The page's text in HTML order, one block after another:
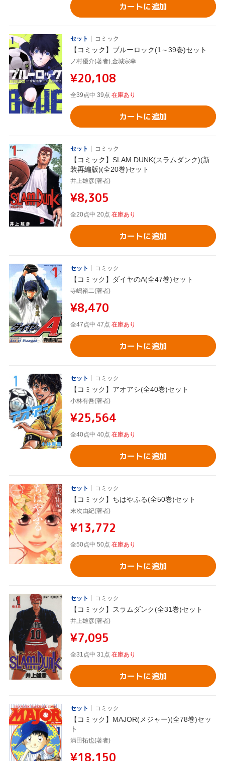
カートに追加
セット コミック
【コミック】ブルーロック(1～39巻)セット
ノ村優介(著者),金城宗幸
¥20,108
全39点中 39点 在庫あり
カートに追加
セット コミック
【コミック】SLAM DUNK(スラムダンク)(新
装再編版)(全20巻)セット
井上雄彦(著者)
¥8,305
全20点中 20点 在庫あり
カートに追加
セット コミック
【コミック】ダイヤのA(全47巻)セット
寺嶋裕二(著者)
¥8,470
全47点中 47点 在庫あり
カートに追加
セット コミック
【コミック】アオアシ(全40巻)セット
小林有吾(著者)
¥25,564
全40点中 40点 在庫あり
カートに追加
セット コミック
【コミック】ちはやふる(全50巻)セット
末次由紀(著者)
¥13,772
全50点中 50点 在庫あり
カートに追加
セット コミック
【コミック】スラムダンク(全31巻)セット
井上雄彦(著者)
¥7,095
全31点中 31点 在庫あり
カートに追加
セット コミック
【コミック】MAJOR(メジャー)(全78巻)セッ
ト
満田拓也(著者)
¥18,150